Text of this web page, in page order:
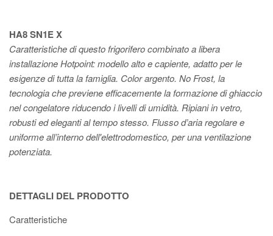
HA8 SN1E X
Caratteristiche di questo frigorifero combinato a libera
installazione Hotpoint: modello alto e capiente, adatto per le
esigenze di tutta la famiglia. Color argento. No Frost, la
tecnologia che previene efficacemente la formazione di ghiaccio
nel congelatore riducendo i livelli di umidità. Ripiani in vetro,
robusti ed eleganti al tempo stesso. Flusso d’aria regolare e
uniforme all’interno dell'elettrodomestico, per una ventilazione
potenziata.
DETTAGLI DEL PRODOTTO
Caratteristiche